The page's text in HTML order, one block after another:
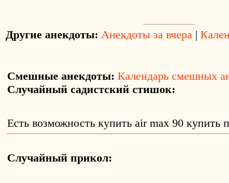
Другие анекдоты: Анекдоты за вчера |
Смешные анекдоты: Календарь смешных
Случайный садистский стишок:
Есть возможность купить air max 90 купить
Случайный прикол: